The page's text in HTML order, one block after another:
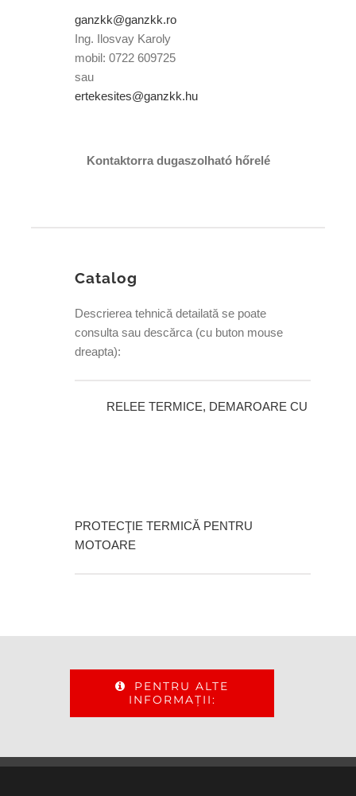
ganzkk@ganzkk.ro
Ing. Ilosvay Karoly
mobil: 0722 609725
sau
ertekesites@ganzkk.hu
Kontaktorra dugaszolható hőrelé
Catalog
Descrierea tehnică detailată se poate
consulta sau descărca (cu buton mouse
dreapta):
RELEE TERMICE, DEMAROARE CU
PROTECŢIE TERMICĂ PENTRU
MOTOARE
PENTRU ALTE
INFORMAŢII: